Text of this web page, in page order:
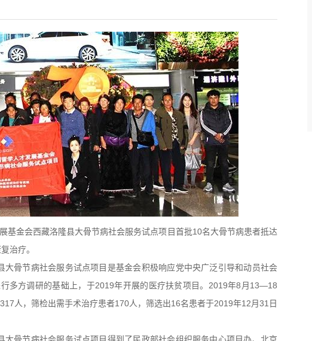
基金会西藏洛隆县大骨节病社会服务试点项目首批10名大骨节病患者抵达
治疗。
骨节病社会服务试点项目是基金会积极响应党中央广泛引导和动员社会
多方调研的基础上，于2019年开展的医疗扶贫项目。2019年8月13—18
人，筛检出需手术治疗患者170人，筛选出16名患者于2019年12月31日